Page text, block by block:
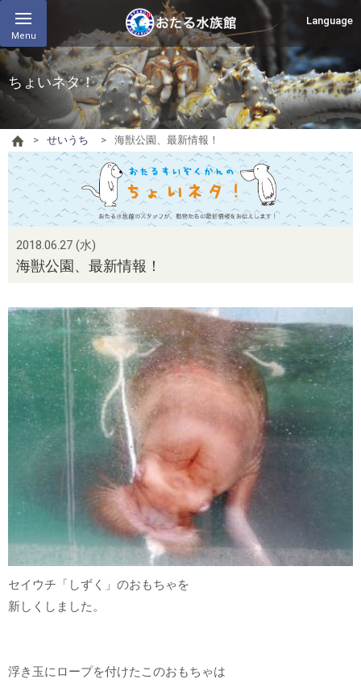
Menu
Language
ちょいネタ！
せいうち 海獣公園、最新情報！
2018.06.27 (水)
海獣公園、最新情報！
セイウチ「しずく」のおもちゃを
新しくしました。
浮き玉にロープを付けたこのおもちゃは